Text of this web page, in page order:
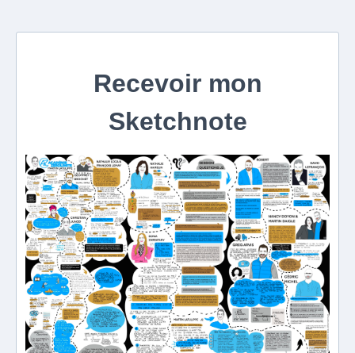
Recevoir mon
Sketchnote